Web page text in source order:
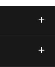
+
+